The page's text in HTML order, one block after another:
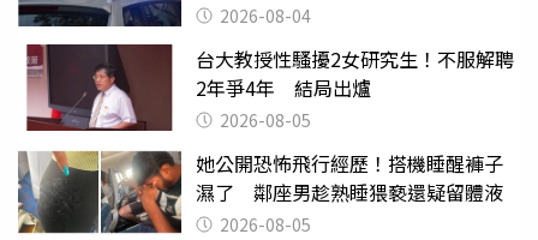
2026-08-04
台大教授性騷擾2女研究生！不服解聘
2年爭4年 結局出爐
2026-08-05
她公開恐怖飛行經歷！搭機睡醒褲子
濕了 鄰座男趁熟睡猥褻還疑留體液
2026-08-05